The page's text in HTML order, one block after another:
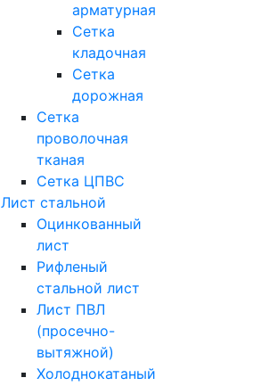
арматурная
Сетка
кладочная
Сетка
дорожная
Сетка
проволочная
тканая
Сетка ЦПВС
Лист стальной
Оцинкованный
лист
Рифленый
стальной лист
Лист ПВЛ
(просечно-
вытяжной)
Холоднокатаный